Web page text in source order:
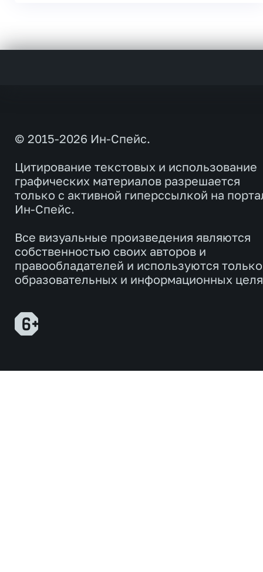
© 2015-2026 Ин-Спейс.
Цитирование текстовых и использование
графических материалов разрешается
только с активной гиперссылкой на
Ин-Спейс.
Все визуальные произведения являются
собственностью своих авторов и
правообладателей и используются
образовательных и информационных